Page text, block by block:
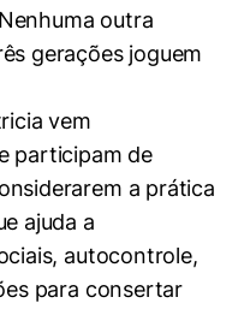
outra
gerações joguem
vem
participam de
a prática
ajuda a
autocontrole,
para consertar